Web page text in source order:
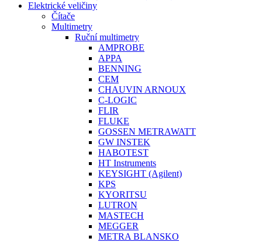
Elektrické veličiny
Čítače
Multimetry
Ruční multimetry
AMPROBE
APPA
BENNING
CEM
CHAUVIN ARNOUX
C-LOGIC
FLIR
FLUKE
GOSSEN METRAWATT
GW INSTEK
HABOTEST
HT Instruments
KEYSIGHT (Agilent)
KPS
KYORITSU
LUTRON
MASTECH
MEGGER
METRA BLANSKO